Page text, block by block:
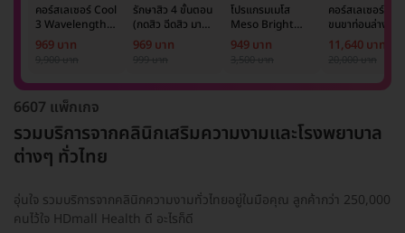
คอร์สเลเซอร์ Cool
3 Wavelength
Diode กำจัดขน
รักแร้ 1 ปี 12 ครั้ง
969 บาท
รักษาสิว 4 ขั้นตอน
(กดสิว ฉีดสิว มาส์ก
หน้า และฉายแสง)
1 ครั้ง
969 บาท
โปรแกรมเมโส
Meso Bright
จำนวนซีซีขึ้นอยู่กับ
แพทย์ประเมิน เพื่อ
ครั้ง
949 บาท
คอร์สเลเซอร์กำจั
ขนขาท่อนล่าง 2
ข้าง 5 ครั้ง ด้วย
เลเซอร์
11,640 บาท
6607 แพ็กเกจ
รวมบริการจากคลินิกเสริมความงามและโรงพยาบาล
ต่างๆ ทั่วไทย
อุ่นใจ รวมบริการจากคลินิกความงามทั่วไทยอยู่ในมือคุณ ลูกค้ากว่า 250,000
คนไว้ใจ HDmall Health ดี อะไรก็ดี